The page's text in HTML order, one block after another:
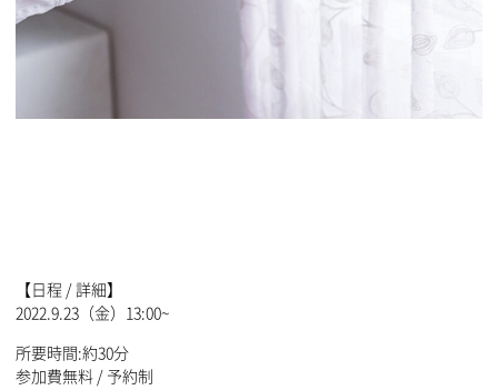
【日程 / 詳細】
2022.9.23（金）13:00~
所要時間:約30分
参加費無料 / 予約制